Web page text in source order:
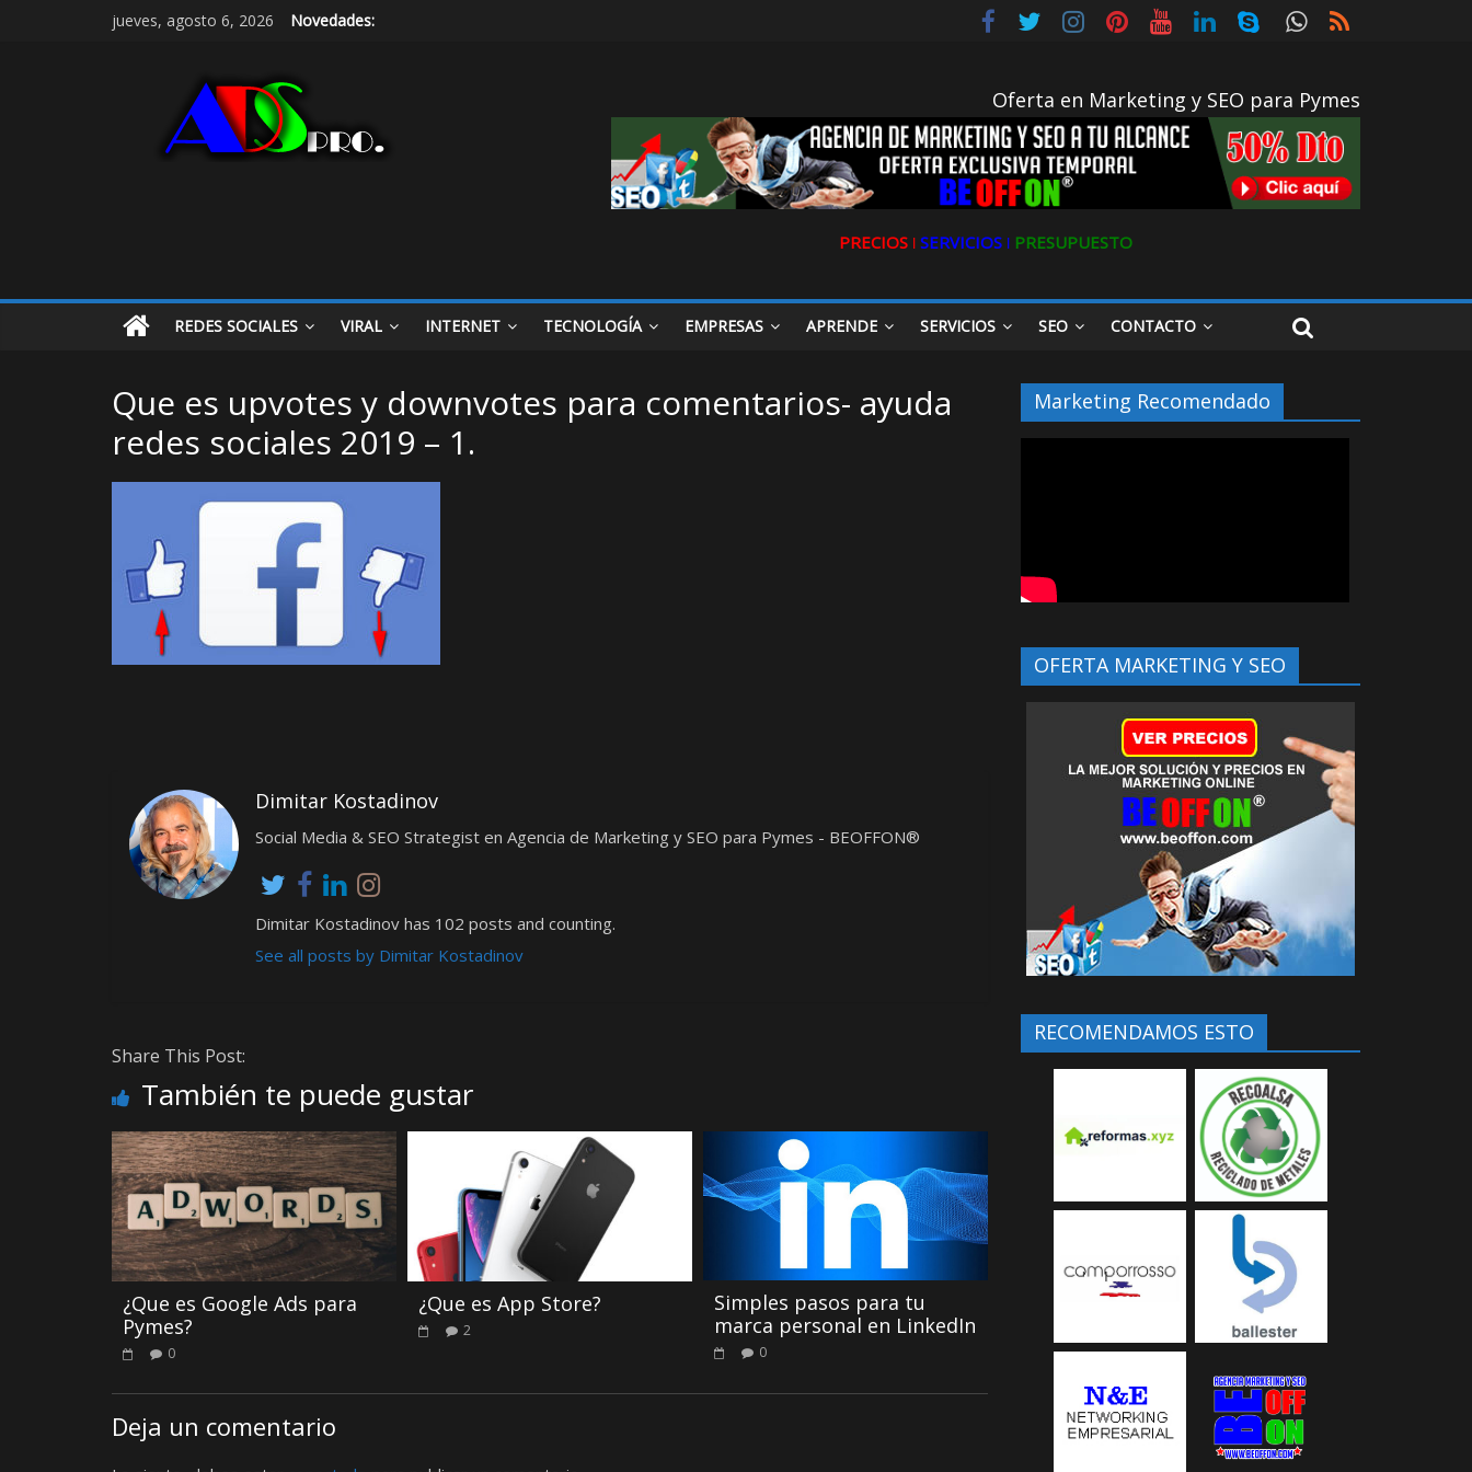
jueves, agosto 6, 2026 Novedades:
Oferta en Marketing y SEO para Pymes
PRECIOS ǀ SERVICIOS ǀ PRESUPUESTO
REDES SOCIALES VIRAL INTERNET TECNOLOGÍA EMPRESAS APRENDE SERVICIOS SEO CONTACTO
Que es upvotes y downvotes para comentarios- ayuda
redes sociales 2019 – 1.
Dimitar Kostadinov
Social Media & SEO Strategist en Agencia de Marketing y SEO para Pymes - BEOFFON®
Dimitar Kostadinov has 102 posts and counting.
See all posts by Dimitar Kostadinov
Share This Post:
También te puede gustar
¿Que es Google Ads para
Pymes?
0
¿Que es App Store?
2
Simples pasos para tu
marca personal en LinkedIn
0
Deja un comentario
Marketing Recomendado
OFERTA MARKETING Y SEO
RECOMENDAMOS ESTO